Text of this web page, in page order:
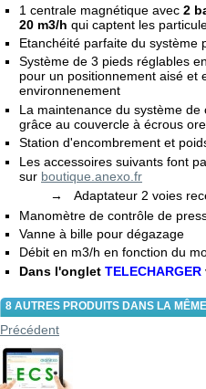
1 centrale magnétique avec 2
20 m3/h qui captent les
Etanchéité parfaite du système
Système de 3 pieds réglables
pour un positionnement aisé et
environnenement
La maintenance du système
grâce au couvercle à écrous
Station d'encombrement et
Les accessoires suivants font
sur boutique.anexo.fr
→ Adaptateur 2 voies
Manomètre de contrôle de
Vanne à bille pour dégazage
Débit en m3/h en fonction du
Dans l'onglet TELECHARGER
8 AUTRES PRODUITS DANS LA
Précédent